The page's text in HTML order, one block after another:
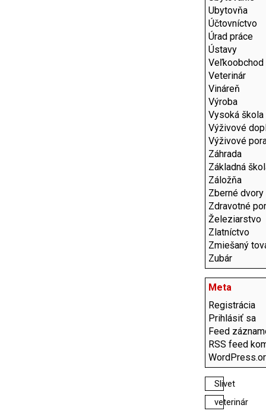
Ubytovňa
Účtovníctvo
Úrad práce
Ústavy
Veľkoobchod
Veterinár
Vináreň
Výroba
Vysoká škola
Výživové
Výživové
Záhrada
Základná
Záložňa
Zberné dvory
Zdravotné
Železiarstvo
Zlatníctvo
Zmiešaný
Zubár
Meta
Registrácia
Prihlásiť sa
Feed
RSS feed
Slivet
veterinár